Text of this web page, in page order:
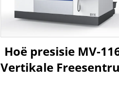
Hoë presisie MV-
Vertikale